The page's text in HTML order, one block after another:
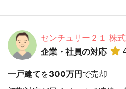
センチュリー２１ 株
企業・社員の対応
一戸建てを300万円で売却